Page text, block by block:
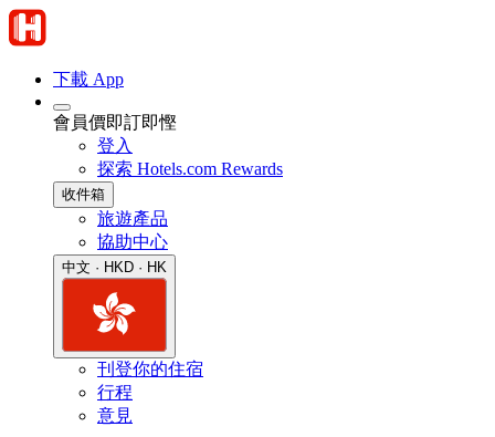
下載 App
會員價即訂即慳
登入
探索 Hotels.com Rewards
收件箱
旅遊產品
協助中心
中文 · HKD · HK
刊登你的住宿
行程
意見